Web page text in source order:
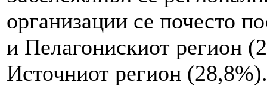
организации се почесто
и Пелагонискиот регион
Источниот регион (28,8%).